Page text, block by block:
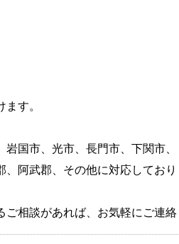
す。
国市、光市、長門市、下関市
阿武郡、その他に対応しており
相談があれば、お気軽にご連絡